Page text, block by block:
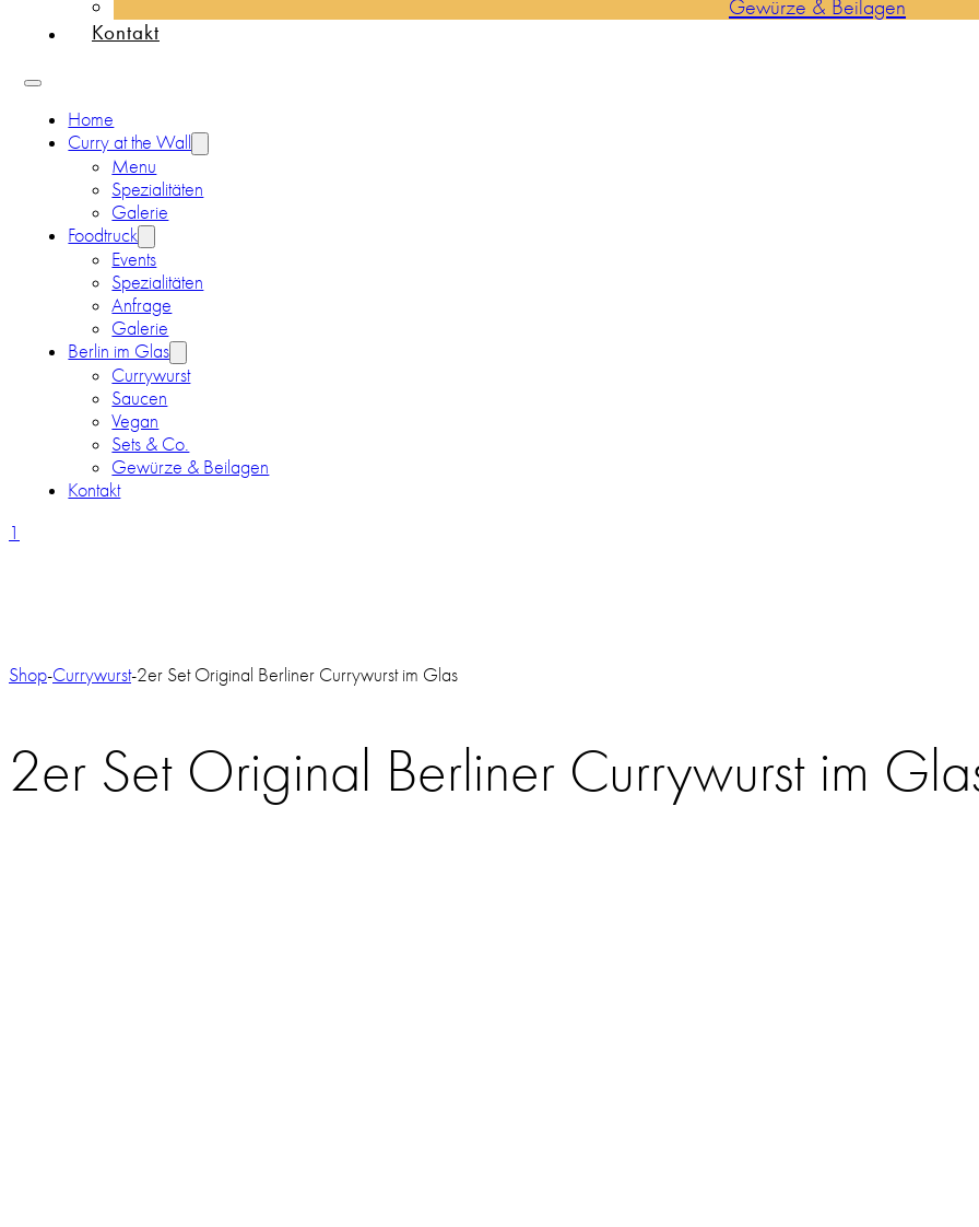
Gewürze & Beilagen
Kontakt
Home
Curry at the Wall
Menu
Spezialitäten
Galerie
Foodtruck
Events
Spezialitäten
Anfrage
Galerie
Berlin im Glas
Currywurst
Saucen
Vegan
Sets & Co.
Gewürze & Beilagen
Kontakt
1
Shop-Currywurst-2er Set Original Berliner Currywurst im Glas
2er Set Original Berliner Currywurst im